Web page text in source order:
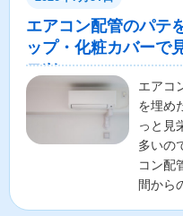
エアコン配管のパテ
ップ・化粧カバーで
コツ
エアコ
を埋め
っと見
多いの
コン配
間から